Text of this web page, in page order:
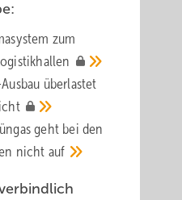
zum
über­lastet
geht bei den
nicht auf